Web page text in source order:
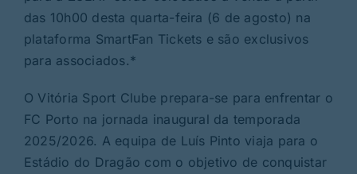
das 10h00 desta quarta-feira (6 de agosto) na
plataforma SmartFan Tickets e são exclusivos
para associados.*
O Vitória Sport Clube prepara-se para enfrentar o
FC Porto na jornada inaugural da temporada
2025/2026. A equipa de Luís Pinto viaja para o
Estádio do Dragão com o objetivo de conquistar